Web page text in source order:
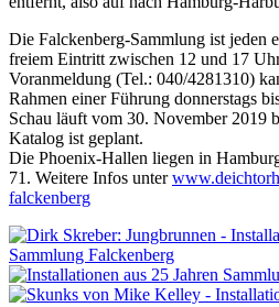
Die Falckenberg-Sammlung ist jeden
freiem Eintritt zwischen 12 und 17
Voranmeldung (Tel.: 040/4281310)
Rahmen einer Führung donnerstags
Schau läuft vom 30. November 2019
Katalog ist geplant.
Die Phoenix-Hallen liegen in
71. Weitere Infos unter
falckenberg